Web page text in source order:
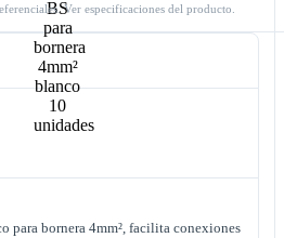
Ver especificaciones del producto.
para bornera 4mm², facilita conexiones